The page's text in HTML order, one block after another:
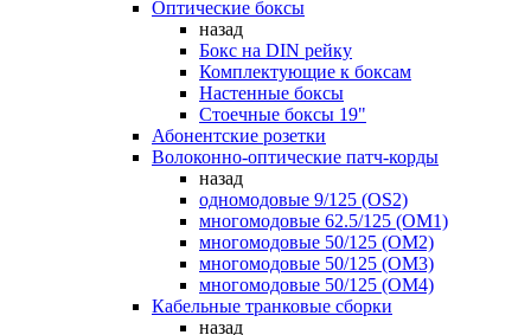
Оптические боксы
назад
Бокс на DIN рейку
Комплектующие к боксам
Настенные боксы
Стоечные боксы 19"
Абонентские розетки
Волоконно-оптические патч-корды
назад
одномодовые 9/125 (OS2)
многомодовые 62.5/125 (OM1)
многомодовые 50/125 (OM2)
многомодовые 50/125 (OM3)
многомодовые 50/125 (OM4)
Кабельные транковые сборки
назад